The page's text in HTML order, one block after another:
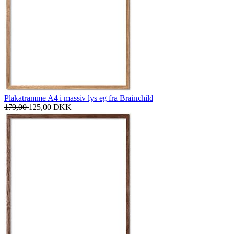
Plakatramme A4 i massiv lys eg fra Brainchild
179,00125,00 DKK